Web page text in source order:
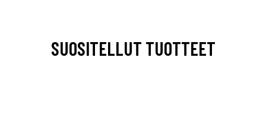
SUOSITELLUT TUOTTEET